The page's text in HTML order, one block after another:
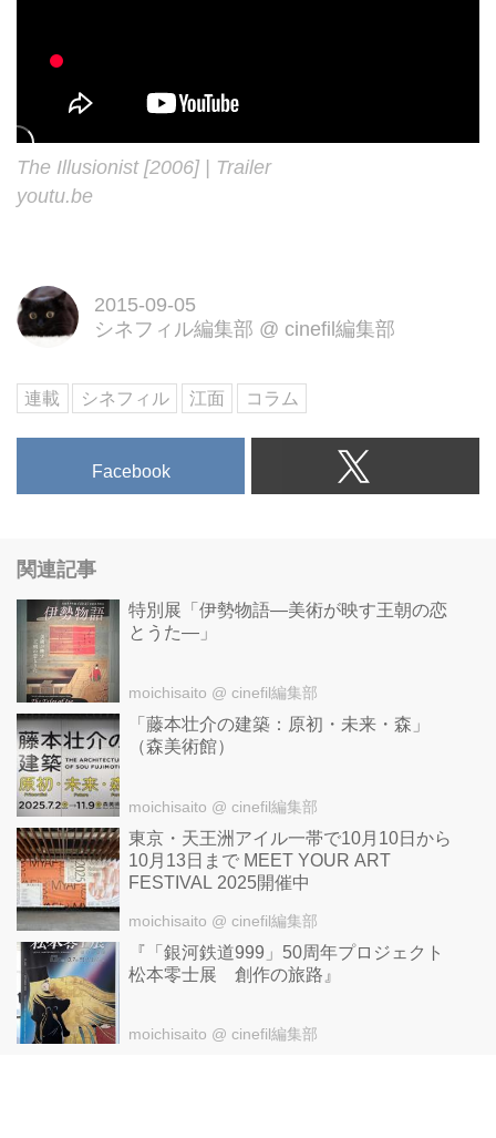
The Illusionist [2006] | Trailer
youtu.be
2015-09-05
シネフィル編集部 @ cinefil編集部
連載 シネフィル 江面 コラム
Facebook
関連記事
特別展「伊勢物語―美術が映す王朝の恋
とうた―」
moichisaito @ cinefil編集部
「藤本壮介の建築：原初・未来・森」
（森美術館）
moichisaito @ cinefil編集部
東京・天王洲アイル一帯で10月10日から
10月13日まで MEET YOUR ART
FESTIVAL 2025開催中
moichisaito @ cinefil編集部
『「銀河鉄道999」50周年プロジェクト
松本零士展 創作の旅路』
moichisaito @ cinefil編集部